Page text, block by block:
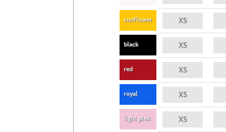
sunflower
black
red
royal
light pink